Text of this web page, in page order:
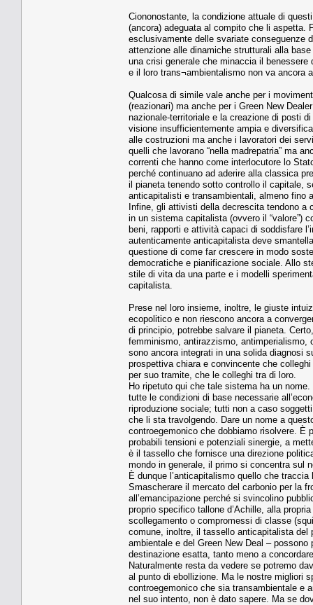
Ciononostante, la condizione attuale di
(ancora) adeguata al compito che li aspetta.
esclusivamente delle svariate conseguenze
attenzione alle dinamiche strutturali alla
una crisi generale che minaccia il
e il loro trans¬ambientalismo non va ancora
Qualcosa di simile vale anche per i
(reazionari) ma anche per i Green New
nazionale-territoriale e la creazione di posti
visione insufficientemente ampia e
alle costruzioni ma anche i lavoratori dei
quelli che lavorano “nella madrepatria” ma
correnti che hanno come interlocutore lo
perché continuano ad aderire alla classica
il pianeta tenendo sotto controllo il capitale,
anticapitalisti e transambientali, almeno fino
Infine, gli attivisti della decrescita tendono a
in un sistema capitalista (ovvero il “valore”)
beni, rapporti e attività capaci di soddisfare
autenticamente anticapitalista deve
questione di come far crescere in modo
democratiche e pianificazione sociale. Allo
stile di vita da una parte e i modelli
capitalista.
Prese nel loro insieme, inoltre, le giuste
ecopolitico e non riescono ancora a
di principio, potrebbe salvare il pianeta.
femminismo, antirazzismo,
sono ancora integrati in una solida diagnosi
prospettiva chiara e convincente che
per suo tramite, che le colleghi tra di loro.
Ho ripetuto qui che tale sistema ha un
tutte le condizioni di base necessarie
riproduzione sociale; tutti non a caso
che li sta travolgendo. Dare un nome a
controegemonico che dobbiamo risolvere.
probabili tensioni e potenziali sinergie, a
è il tassello che fornisce una direzione
mondo in generale, il primo si concentra sul
È dunque l’anticapitalismo quello che
Smascherare il mercato del carbonio per la
all’emancipazione perché si svincolino
proprio specifico tallone d’Achille, alla
scollegamento o compromessi di classe
comune, inoltre, il tassello anticapitalista
ambientale e del Green New Deal –
destinazione esatta, tanto meno a
Naturalmente resta da vedere se potremo
al punto di ebollizione. Ma le nostre migliori
controegemonico che sia transambientale e
nel suo intento, non è dato sapere. Ma se